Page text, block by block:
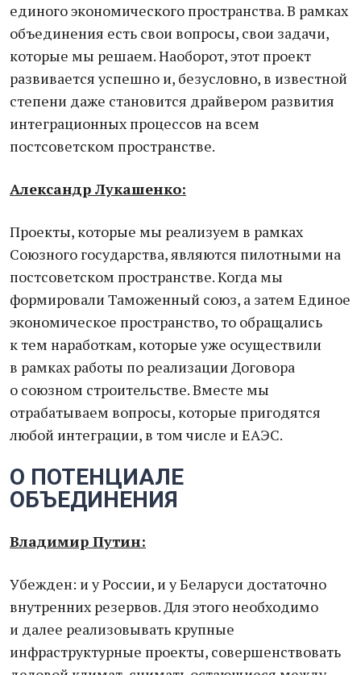
единого экономического пространства. В рамках
объединения есть свои вопросы, свои задачи,
которые мы решаем. Наоборот, этот проект
развивается успешно и, безусловно, в известной
степени даже становится драйвером развития
интеграционных процессов на всем
постсоветском пространстве.
Александр Лукашенко:
Проекты, которые мы реализуем в рамках
Союзного государства, являются пилотными на
постсоветском пространстве. Когда мы
формировали Таможенный союз, а затем Единое
экономическое пространство, то обращались
к тем наработкам, которые уже осуществили
в рамках работы по реализации Договора
о союзном строительстве. Вместе мы
отрабатываем вопросы, которые пригодятся
любой интеграции, в том числе и ЕАЭС.
О ПОТЕНЦИАЛЕ
ОБЪЕДИНЕНИЯ
Владимир Путин:
Убежден: и у России, и у Беларуси достаточно
внутренних резервов. Для этого необходимо
и далее реализовывать крупные
инфраструктурные проекты, совершенствовать